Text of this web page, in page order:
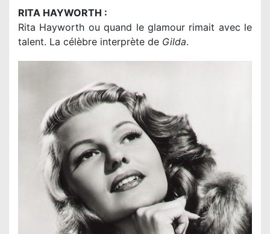
RITA HAYWORTH :
Rita Hayworth ou quand le glamour rimait avec le
talent. La célèbre interprète de Gilda.